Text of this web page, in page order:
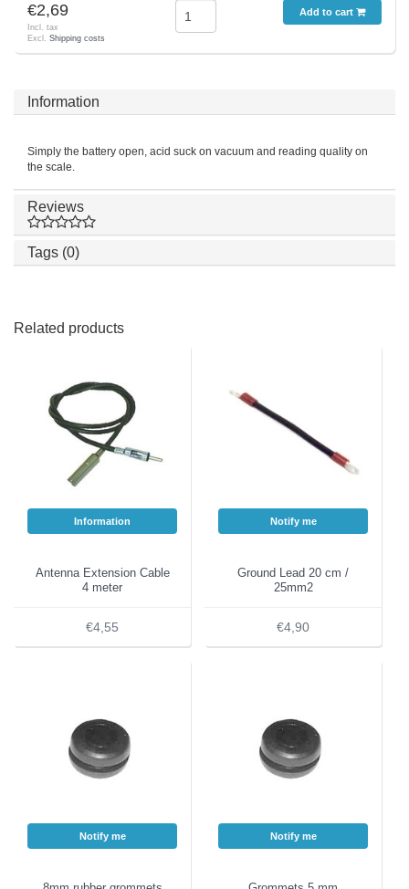
€2,69
Incl. tax
Excl. Shipping costs
Add to cart
Information
Simply the battery open, acid suck on vacuum and reading quality on
the scale.
Reviews
Tags (0)
Related products
Information
Antenna Extension Cable
4 meter
€4,55
Notify me
Ground Lead 20 cm /
25mm2
€4,90
Notify me Notify me